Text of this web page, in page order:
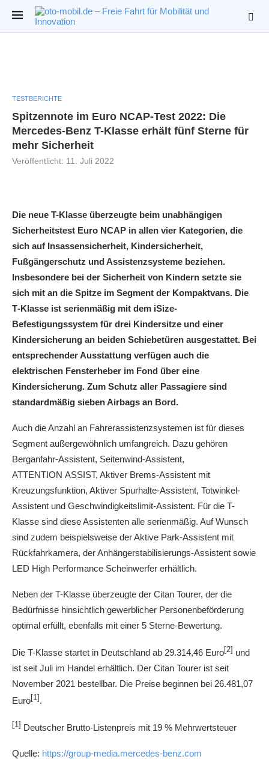
TESTBERICHTE
Spitzennote im Euro NCAP-Test 2022: Die
Mercedes-Benz T-Klasse erhält fünf Sterne für
mehr Sicherheit
Veröffentlicht: 11. Juli 2022
Die neue T-Klasse überzeugte beim unabhängigen
Sicherheitstest Euro NCAP in allen vier Kategorien, die
sich auf Insassensicherheit, Kindersicherheit,
Fußgängerschutz und Assistenzsysteme beziehen.
Insbesondere bei der Sicherheit von Kindern setzte sie
sich mit an die Spitze im Segment der Kompaktvans. Die
T‑Klasse ist serienmäßig mit dem iSize-
Befestigungssystem für drei Kindersitze und einer
Kindersicherung an beiden Schiebetüren ausgestattet. Bei
entsprechender Ausstattung verfügen auch die
elektrischen Fensterheber im Fond über eine
Kindersicherung. Zum Schutz aller Passagiere sind
standardmäßig sieben Airbags an Bord.
Auch die Anzahl an Fahrerassistenzsystemen ist für dieses
Segment außergewöhnlich umfangreich. Dazu gehören
Berganfahr-Assistent, Seitenwind-Assistent,
ATTENTION ASSIST, Aktiver Brems-Assistent mit
Kreuzungsfunktion, Aktiver Spurhalte-Assistent, Totwinkel-
Assistent und Geschwindigkeitslimit-Assistent. Für die T-
Klasse sind diese Assistenten alle serienmäßig. Auf Wunsch
sind zudem beispielsweise der Aktive Park‑Assistent mit
Rückfahrkamera, der Anhängerstabilisierungs-Assistent sowie
LED High Performance Scheinwerfer erhältlich.
Neben der T-Klasse überzeugte der Citan Tourer, der die
Bedürfnisse hinsichtlich gewerblicher Personenbeförderung
optimal erfüllt, ebenfalls mit einer 5 Sterne-Bewertung.
Die T-Klasse startet in Deutschland ab 29.314,46 Euro [2]
und
ist seit Juli im Handel erhältlich. Der Citan Tourer ist seit
November 2021 bestellbar. Die Preise beginnen bei 26.481,07
Euro [1] .
[1] Deutscher Brutto-Listenpreis mit 19 % Mehrwertsteuer
Quelle: https://group-media.mercedes-benz.com